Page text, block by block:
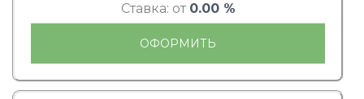
Ставка: от 0.00 %
ОФОРМИТЬ